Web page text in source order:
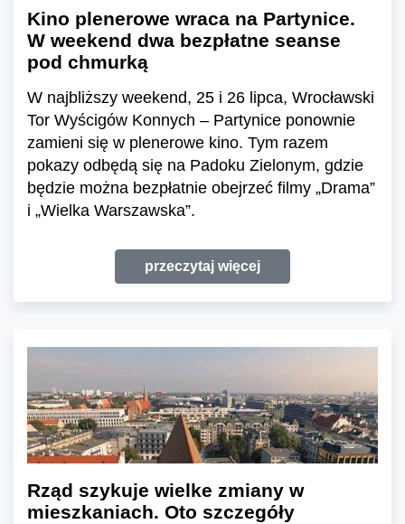
Kino plenerowe wraca na Partynice.
W weekend dwa bezpłatne seanse
pod chmurką
W najbliższy weekend, 25 i 26 lipca, Wrocławski
Tor Wyścigów Konnych – Partynice ponownie
zamieni się w plenerowe kino. Tym razem
pokazy odbędą się na Padoku Zielonym, gdzie
będzie można bezpłatnie obejrzeć filmy „Drama”
i „Wielka Warszawska”.
przeczytaj więcej
Rząd szykuje wielke zmiany w
mieszkaniach. Oto szczegóły